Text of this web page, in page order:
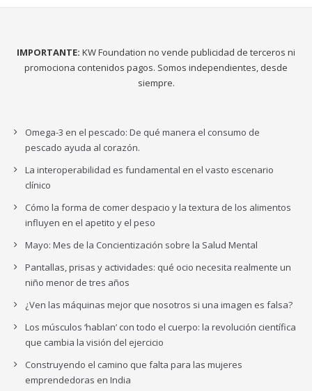
IMPORTANTE: KW Foundation no vende publicidad de terceros ni
promociona contenidos pagos. Somos independientes, desde
siempre.
Omega-3 en el pescado: De qué manera el consumo de
pescado ayuda al corazón.
La interoperabilidad es fundamental en el vasto escenario
clínico
Cómo la forma de comer despacio y la textura de los alimentos
influyen en el apetito y el peso
Mayo: Mes de la Concientización sobre la Salud Mental
Pantallas, prisas y actividades: qué ocio necesita realmente un
niño menor de tres años
¿Ven las máquinas mejor que nosotros si una imagen es falsa?
Los músculos ‘hablan’ con todo el cuerpo: la revolución científica
que cambia la visión del ejercicio
Construyendo el camino que falta para las mujeres
emprendedoras en India